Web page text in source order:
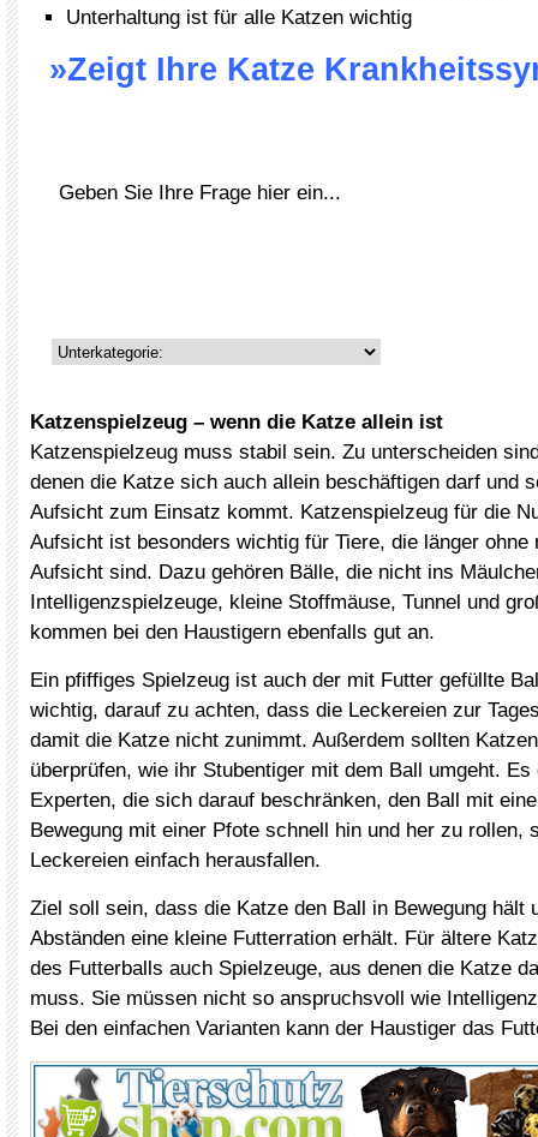
Unterhaltung ist für alle Katzen wichtig
»Zeigt Ihre Katze
Katzenspielzeug – wenn die Katze allein ist
Katzenspielzeug muss stabil sein. Zu unterscheiden
denen die Katze sich auch allein beschäftigen darf und
Aufsicht zum Einsatz kommt. Katzenspielzeug für die
Aufsicht ist besonders wichtig für Tiere, die länger ohne
Aufsicht sind. Dazu gehören Bälle, die nicht ins
Intelligenzspielzeuge, kleine Stoffmäuse, Tunnel und
kommen bei den Haustigern ebenfalls gut an.
Ein pfiffiges Spielzeug ist auch der mit Futter gefüllte
wichtig, darauf zu achten, dass die Leckereien zur
damit die Katze nicht zunimmt. Außerdem sollten
überprüfen, wie ihr Stubentiger mit dem Ball umgeht.
Experten, die sich darauf beschränken, den Ball mit
Bewegung mit einer Pfote schnell hin und her zu rollen,
Leckereien einfach herausfallen.
Ziel soll sein, dass die Katze den Ball in Bewegung hält
Abständen eine kleine Futterration erhält. Für ältere
des Futterballs auch Spielzeuge, aus denen die Katze
muss. Sie müssen nicht so anspruchsvoll wie
Bei den einfachen Varianten kann der Haustiger das